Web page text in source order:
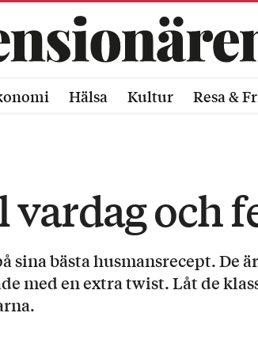
Hälsa Kultur Resa &
och
sina bästa husmans­recept. De
med en extra twist. Låt de